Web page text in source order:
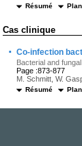
Résumé Plan
Cas clinique
· Co-infection
Bacterial and
Page :873-877
M. Schmitt, W.
Résumé Plan